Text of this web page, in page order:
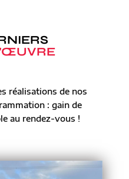
réalisations de nos
: gain de
au rendez-vous !